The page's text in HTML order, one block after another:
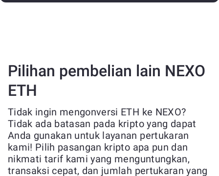
Pilihan pembelian lain NEXO
ETH
Tidak ingin mengonversi ETH ke NEXO?
Tidak ada batasan pada kripto yang dapat
Anda gunakan untuk layanan pertukaran
kami! Pilih pasangan kripto apa pun dan
nikmati tarif kami yang menguntungkan,
transaksi cepat, dan jumlah pertukaran yang